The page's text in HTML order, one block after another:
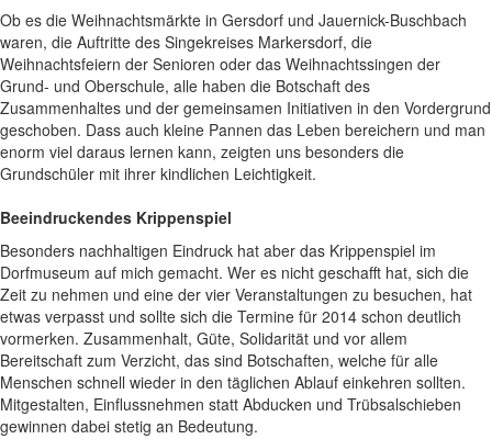
Ob es die Weihnachtsmärkte in Gersdorf und Jauernick-Buschbach
waren, die Auftritte des Singekreises Markersdorf, die
Weihnachtsfeiern der Senioren oder das Weihnachtssingen der
Grund- und Oberschule, alle haben die Botschaft des
Zusammenhaltes und der gemeinsamen Initiativen in den Vordergrund
geschoben. Dass auch kleine Pannen das Leben bereichern und man
enorm viel daraus lernen kann, zeigten uns besonders die
Grundschüler mit ihrer kindlichen Leichtigkeit.
Beeindruckendes Krippenspiel
Besonders nachhaltigen Eindruck hat aber das Krippenspiel im
Dorfmuseum auf mich gemacht. Wer es nicht geschafft hat, sich die
Zeit zu nehmen und eine der vier Veranstaltungen zu besuchen, hat
etwas verpasst und sollte sich die Termine für 2014 schon deutlich
vormerken. Zusammenhalt, Güte, Solidarität und vor allem
Bereitschaft zum Verzicht, das sind Botschaften, welche für alle
Menschen schnell wieder in den täglichen Ablauf einkehren sollten.
Mitgestalten, Einflussnehmen statt Abducken und Trübsalschieben
gewinnen dabei stetig an Bedeutung.